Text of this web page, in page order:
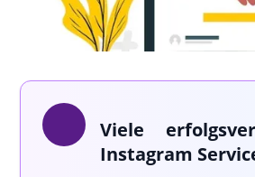
Viele
Instagram